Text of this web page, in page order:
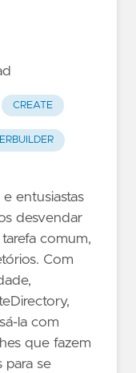
CREATE
entusiastas
desvendar
comum,
Com
la com
que fazem
para se